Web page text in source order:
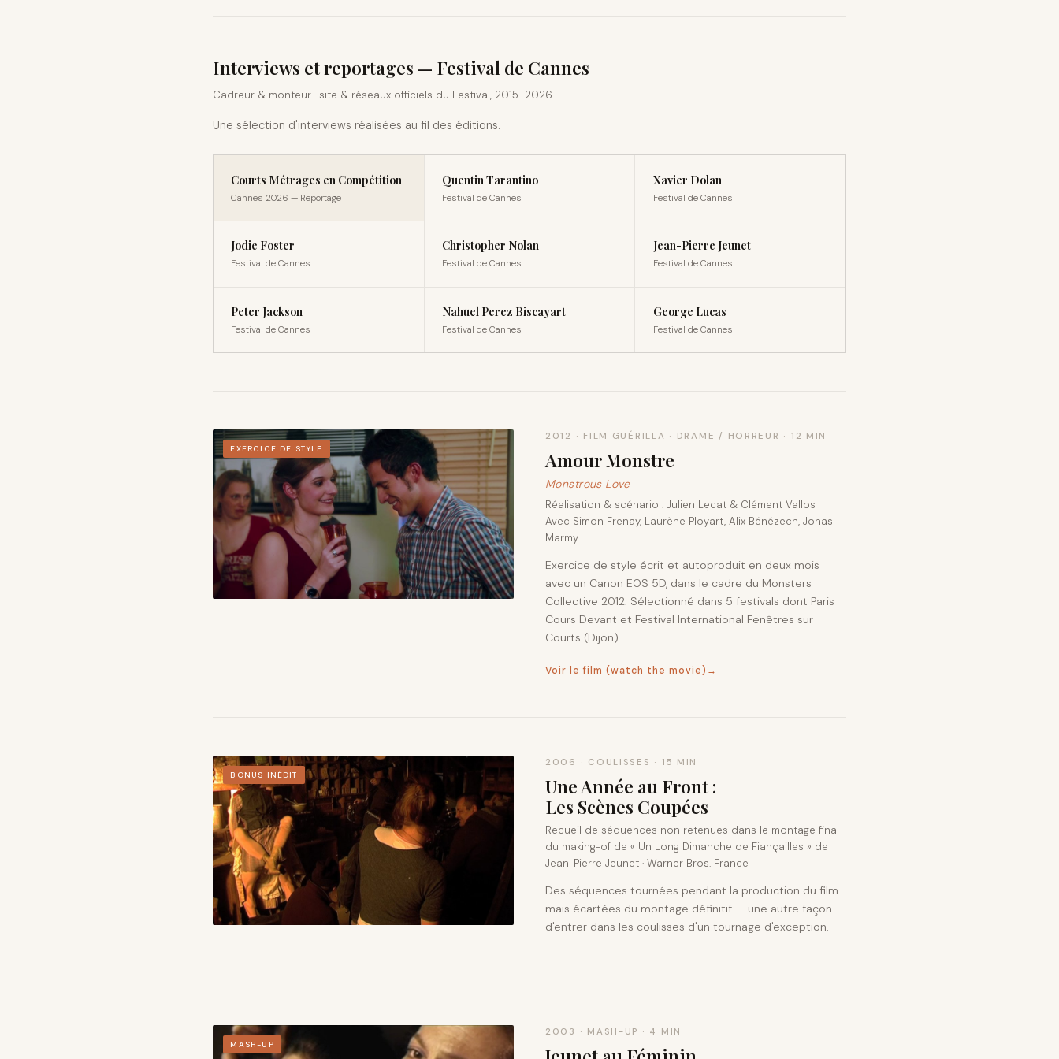
Interviews et reportages — Festival de Cannes
Cadreur & monteur · site & réseaux officiels du Festival, 2015–2026
Une sélection d'interviews réalisées au fil des éditions.
Courts Métrages en Compétition
Cannes 2026 — Reportage
Quentin Tarantino
Festival de Cannes
Xavier Dolan
Festival de Cannes
Jodie Foster
Festival de Cannes
Christopher Nolan
Festival de Cannes
Jean-Pierre Jeunet
Festival de Cannes
Peter Jackson
Festival de Cannes
Nahuel Perez Biscayart
Festival de Cannes
George Lucas
Festival de Cannes
EXERCICE DE STYLE
2012 · FILM GUÉRILLA · DRAME / HORREUR · 12 MIN
Amour Monstre
Monstrous Love
Réalisation & scénario : Julien Lecat & Clément Vallos
Avec Simon Frenay, Laurène Ployart, Alix Bénézech, Jonas
Marmy
Exercice de style écrit et autoproduit en deux mois
avec un Canon EOS 5D, dans le cadre du Monsters
Collective 2012. Sélectionné dans 5 festivals dont Paris
Cours Devant et Festival International Fenêtres sur
Courts (Dijon).
Voir le film (watch the movie)
BONUS INÉDIT
2006 · COULISSES · 15 MIN
Une Année au Front :
Les Scènes Coupées
Recueil de séquences non retenues dans le montage final
du making-of de « Un Long Dimanche de Fiançailles » de
Jean-Pierre Jeunet · Warner Bros. France
Des séquences tournées pendant la production du film
mais écartées du montage définitif — une autre façon
d'entrer dans les coulisses d'un tournage d'exception.
MASH-UP
2003 · MASH-UP · 4 MIN